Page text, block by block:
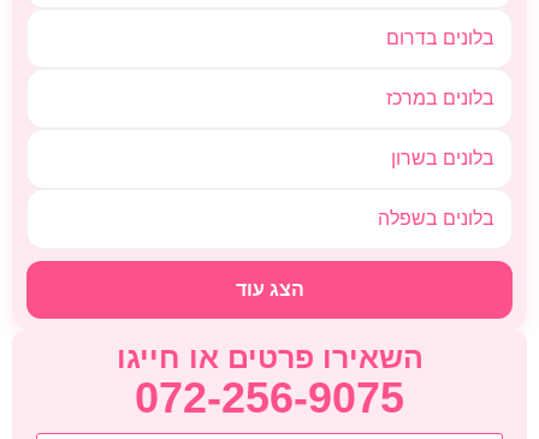
בלונים בדרום
בלונים במרכז
בלונים בשרון
בלונים בשפלה
הצג עוד
השאירו פרטים או חייגו
072-256-9075